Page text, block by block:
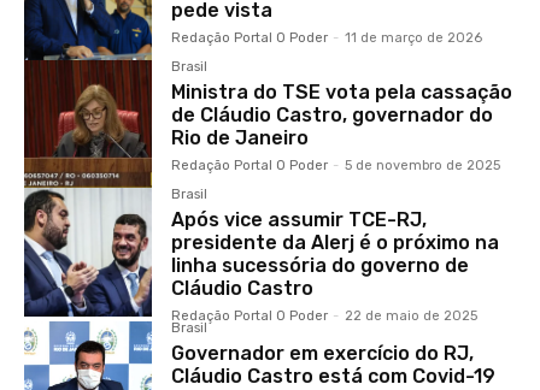
pede vista
Redação Portal O Poder - 11 de março de 2026
Brasil
Ministra do TSE vota pela cassação
de Cláudio Castro, governador do
Rio de Janeiro
Redação Portal O Poder - 5 de novembro de 2025
Brasil
Após vice assumir TCE-RJ,
presidente da Alerj é o próximo na
linha sucessória do governo de
Cláudio Castro
Redação Portal O Poder - 22 de maio de 2025
Brasil
Governador em exercício do RJ,
Cláudio Castro está com Covid-19